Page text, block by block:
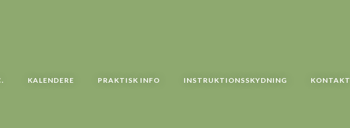
KALENDERE PRAKTISK INFO INSTRUKTIONSSKYDNING KONTAKT